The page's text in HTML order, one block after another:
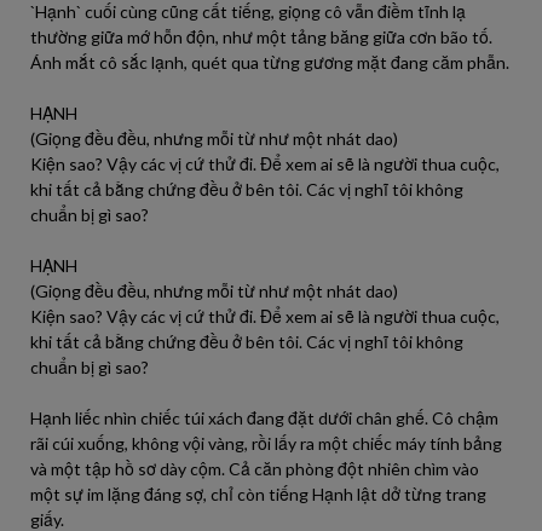
`Hạnh` cuối cùng cũng cất tiếng, giọng cô vẫn điềm tĩnh lạ
thường giữa mớ hỗn độn, như một tảng băng giữa cơn bão tố.
Ánh mắt cô sắc lạnh, quét qua từng gương mặt đang căm phẫn.
HẠNH
(Giọng đều đều, nhưng mỗi từ như một nhát dao)
Kiện sao? Vậy các vị cứ thử đi. Để xem ai sẽ là người thua cuộc,
khi tất cả bằng chứng đều ở bên tôi. Các vị nghĩ tôi không
chuẩn bị gì sao?
HẠNH
(Giọng đều đều, nhưng mỗi từ như một nhát dao)
Kiện sao? Vậy các vị cứ thử đi. Để xem ai sẽ là người thua cuộc,
khi tất cả bằng chứng đều ở bên tôi. Các vị nghĩ tôi không
chuẩn bị gì sao?
Hạnh liếc nhìn chiếc túi xách đang đặt dưới chân ghế. Cô chậm
rãi cúi xuống, không vội vàng, rồi lấy ra một chiếc máy tính bảng
và một tập hồ sơ dày cộm. Cả căn phòng đột nhiên chìm vào
một sự im lặng đáng sợ, chỉ còn tiếng Hạnh lật dở từng trang
giấy.